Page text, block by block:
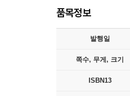
품목정보
발행일
쪽수, 무게, 크기
ISBN13